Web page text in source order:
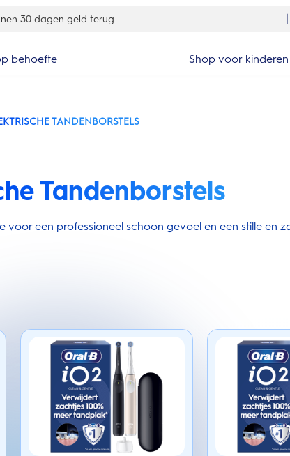
garantieverlenging
behoefte Shop voor kinderen
TANDENBORSTELS
Tandenborstels
een professioneel schoon gevoel en een stille en